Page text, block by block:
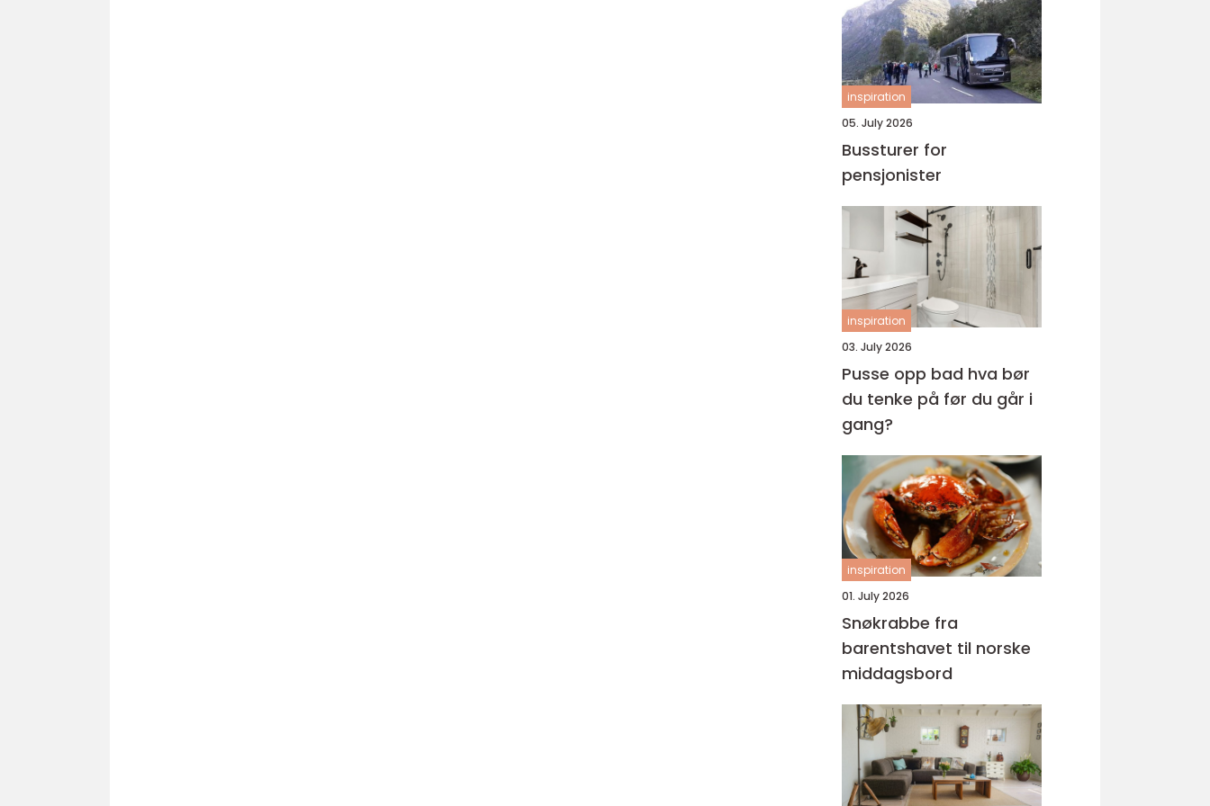
inspiration
05. July 2026
Bussturer for
pensjonister
inspiration
03. July 2026
Pusse opp bad hva bør
du tenke på før du går i
gang?
inspiration
01. July 2026
Snøkrabbe fra
barentshavet til norske
middagsbord